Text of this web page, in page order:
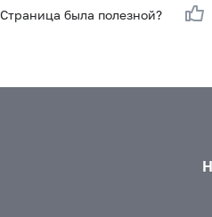
Страница была полезной?